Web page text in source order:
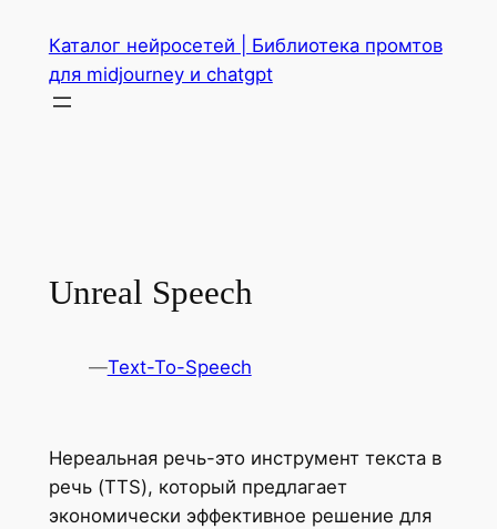
содержимому
Каталог нейросетей | Библиотека промтов
для midjourney и chatgpt
Unreal Speech
—Text-To-Speech
Нереальная речь-это инструмент текста в
речь (TTS), который предлагает
экономически эффективное решение для